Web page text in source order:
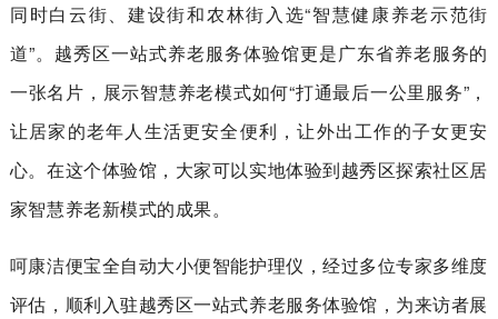
同时白云街、建设街和农林街入选“智慧健康养老示范街
道”。越秀区一站式养老服务体验馆更是广东省养老服务的
一张名片，展示智慧养老模式如何“打通最后一公里服务”，
让居家的老年人生活更安全便利，让外出工作的子女更安
心。在这个体验馆，大家可以实地体验到越秀区探索社区居
家智慧养老新模式的成果。
呵康洁便宝全自动大小便智能护理仪，经过多位专家多维度
评估，顺利入驻越秀区一站式养老服务体验馆，为来访者展